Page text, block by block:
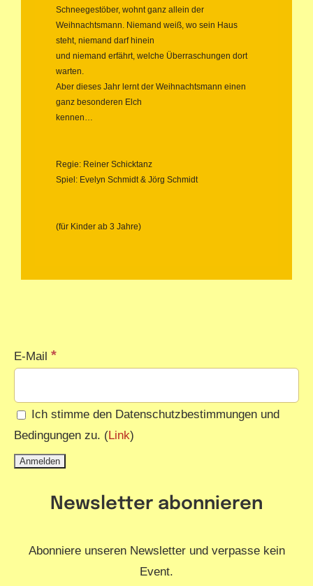
Schneegestöber, wohnt ganz allein der
Weihnachtsmann. Niemand weiß, wo sein Haus
steht, niemand darf hinein
und niemand erfährt, welche Überraschungen dort
warten.
Aber dieses Jahr lernt der Weihnachtsmann einen
ganz besonderen Elch
kennen…
Regie: Reiner Schicktanz
Spiel: Evelyn Schmidt & Jörg Schmidt
(für Kinder ab 3 Jahre)
E-Mail *
Ich stimme den Datenschutzbestimmungen und
Bedingungen zu. (Link)
Newsletter abonnieren
Abonniere unseren Newsletter und verpasse kein
Event.